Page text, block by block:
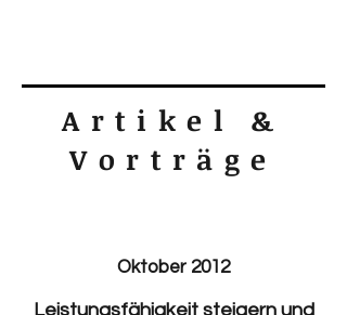
Artikel &
Vorträge
Oktober 2012
Leistungsfähigkeit steigern und